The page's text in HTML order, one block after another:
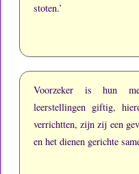
stoten.’
Voorzeker is hun
leerstellingen giftig,
verrichtten, zijn zij een
en het dienen gerichte